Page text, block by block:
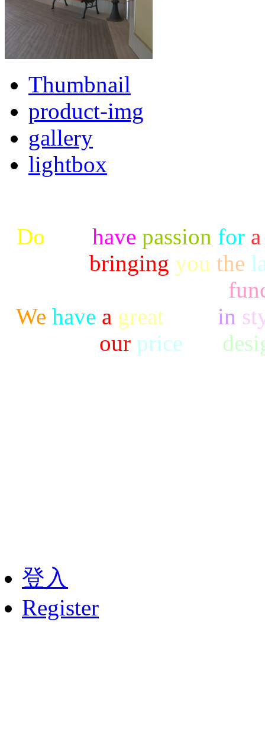
Thumbnail
product-img
gallery
lightbox
Do have passion for a
bringing you the
We have a great in
our price
登入
Register